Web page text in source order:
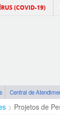
(COVID-19)
Central de
Projetos de